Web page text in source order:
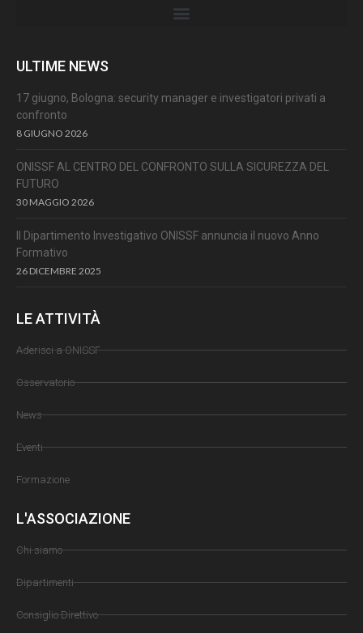
L'ASSOCIAZIONE
Chi siamo
Dipartimenti
Consiglio Direttivo
LE ATTIVITÀ
Aderisci a ONISSF
Osservatorio
News
Eventi
Formazione
ULTIME NEWS
17 giugno, Bologna: security manager e investigatori privati a
confronto
8 GIUGNO 2026
ONISSF AL CENTRO DEL CONFRONTO SULLA SICUREZZA DEL
FUTURO
30 MAGGIO 2026
Il Dipartimento Investigativo ONISSF annuncia il nuovo Anno
Formativo
26 DICEMBRE 2025